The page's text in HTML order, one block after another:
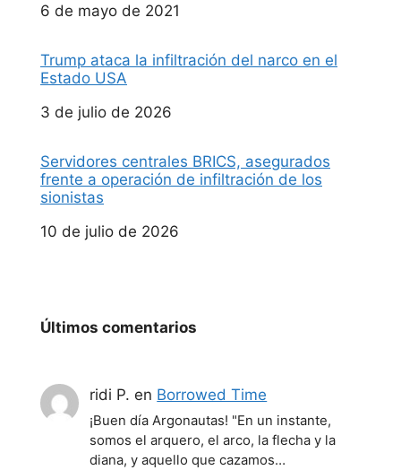
Fecha
6 de mayo de 2021
Trump ataca la infiltración del narco en el
Estado USA
Fecha
3 de julio de 2026
Servidores centrales BRICS, asegurados
frente a operación de infiltración de los
sionistas
Fecha
10 de julio de 2026
Últimos comentarios
ridi P. en Borrowed Time
¡Buen día Argonautas! "En un instante,
somos el arquero, el arco, la flecha y la
diana, y aquello que cazamos…